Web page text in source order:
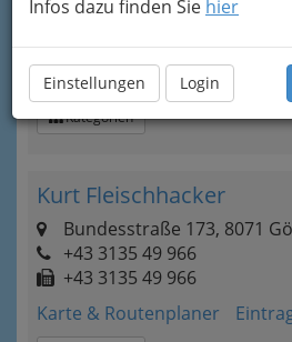
Infos dazu finden Sie hier
Einstellungen Login
+43 316 292 940
+43 316 2929 4075
Karte & Routenplaner
Kategorien
Kurt Fleischhacker
Bundesstraße 173, 8071
+43 3135 49 966
+43 3135 49 966
Karte & Routenplaner